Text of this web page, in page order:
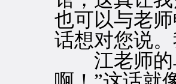
也可以与老
话想对您说
江老师的